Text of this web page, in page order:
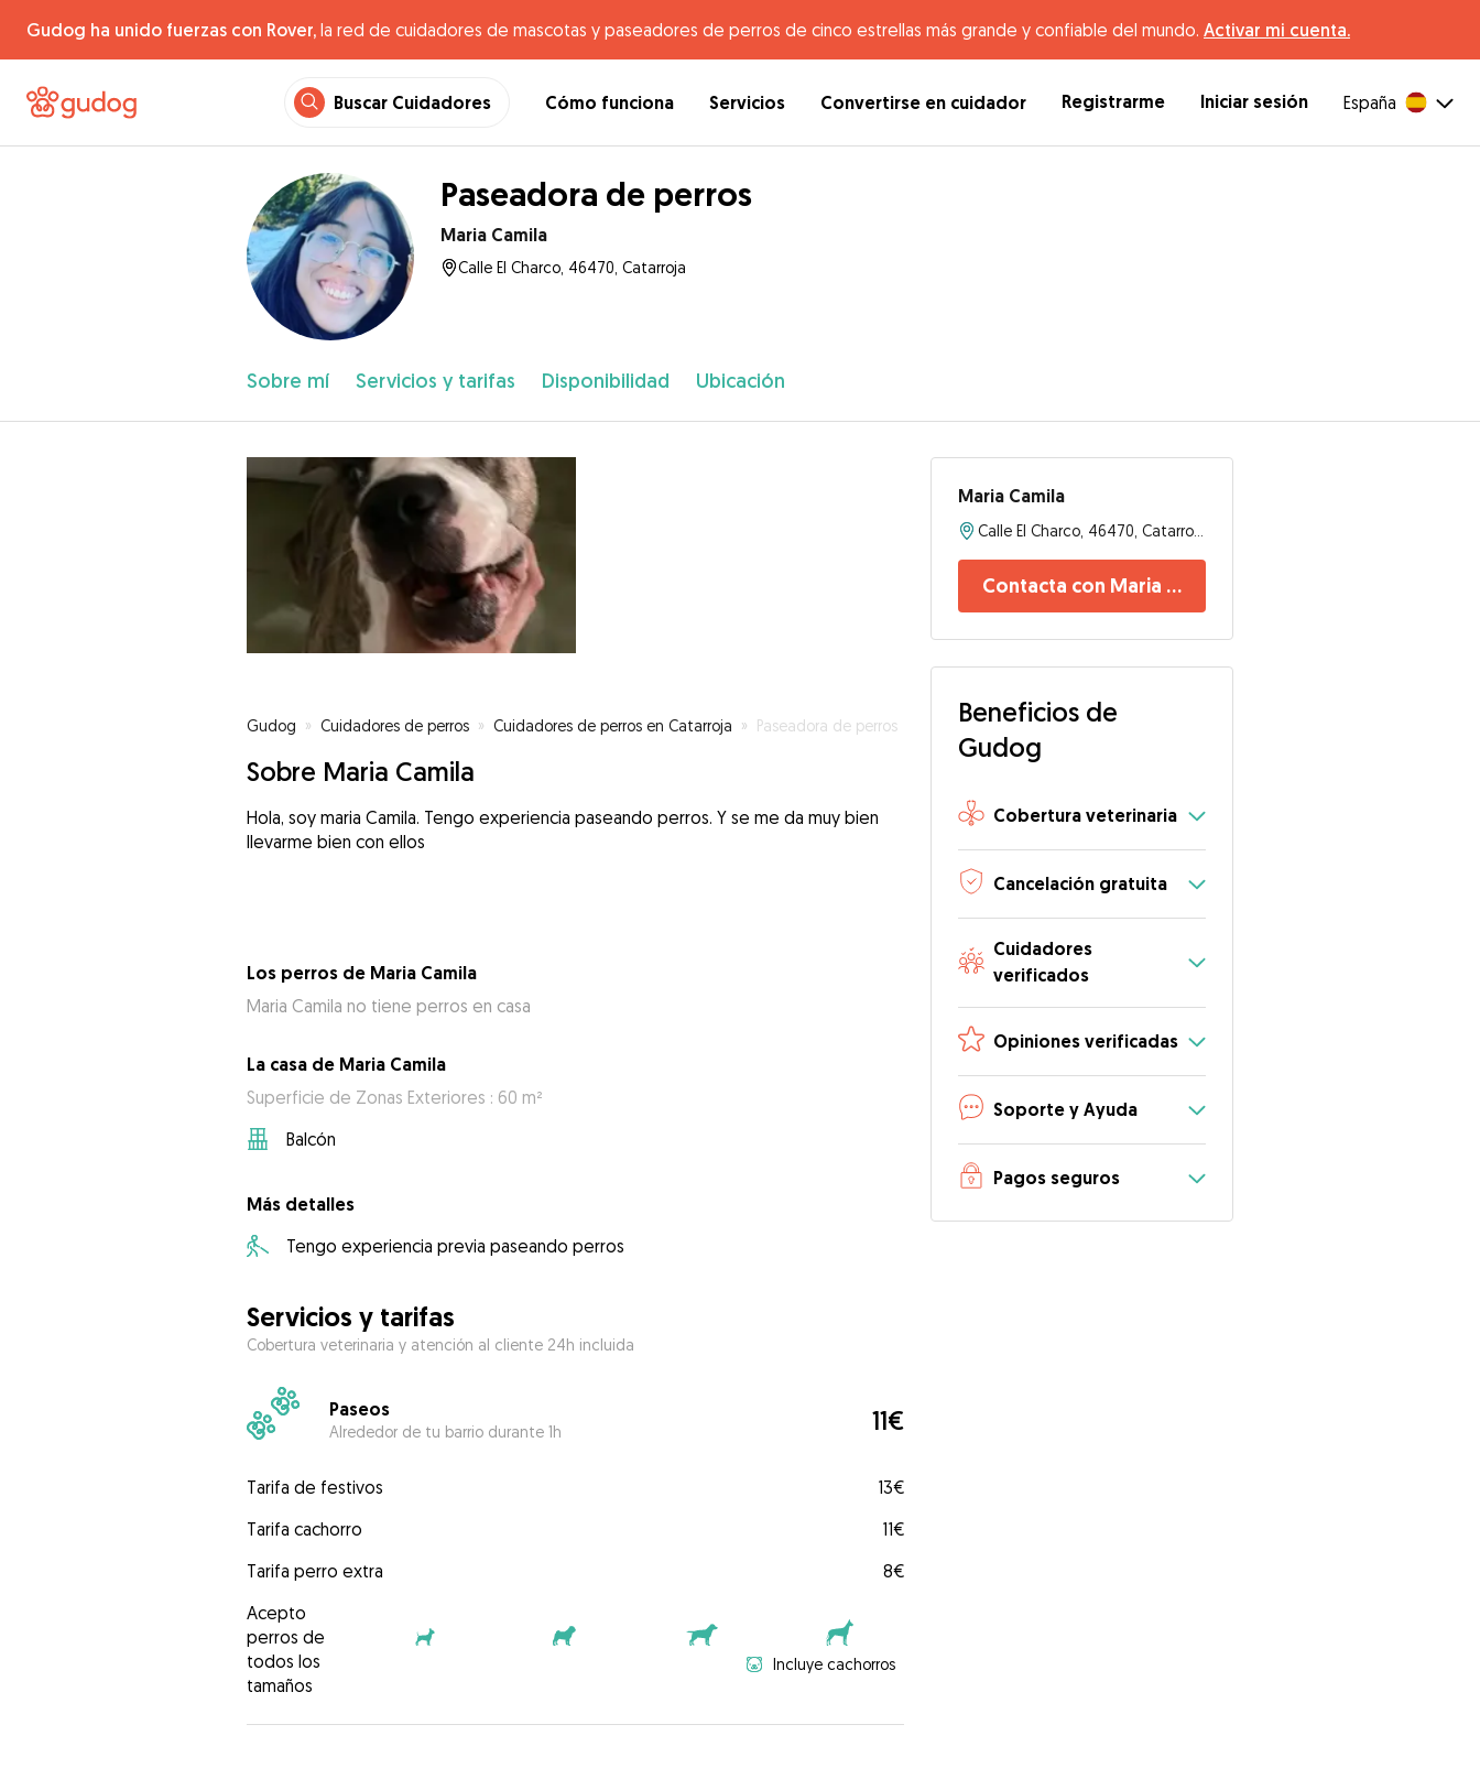
Gudog ha unido fuerzas con Rover, la red de cuidadores de mascotas y paseadores de perros de cinco estrellas más grande y confiable del mundo. Activar mi cuenta.
Buscar Cuidadores Cómo funciona Servicios Convertirse en cuidador Registrarme Iniciar sesión España
Paseadora de perros
Maria Camila
Calle El Charco, 46470, Catarroja
Sobre mí Servicios y tarifas Disponibilidad Ubicación
Gudog » Cuidadores de perros » Cuidadores de perros en Catarroja » Paseadora de perros
Sobre Maria Camila
Hola, soy maria Camila. Tengo experiencia paseando perros. Y se me da muy bien
llevarme bien con ellos
Los perros de Maria Camila
Maria Camila no tiene perros en casa
La casa de Maria Camila
Superficie de Zonas Exteriores : 60 m²
Balcón
Más detalles
Tengo experiencia previa paseando perros
Servicios y tarifas
Cobertura veterinaria y atención al cliente 24h incluida
Paseos
Alrededor de tu barrio durante 1h 11€
Tarifa de festivos
13€
Tarifa cachorro
11€
Tarifa perro extra
8€
Acepto
perros de
todos los
tamaños
Incluye cachorros
Maria Camila
Contacta con Maria Camila
Beneficios de
Gudog
Cobertura veterinaria
Cancelación gratuita
Cuidadores
verificados
Opiniones verificadas
Soporte y Ayuda
Pagos seguros